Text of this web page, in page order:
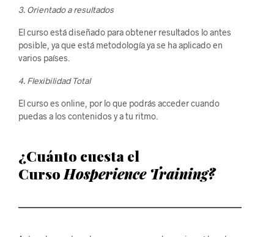
3. Orientado a resultados
El curso está diseñado para obtener resultados lo antes
posible, ya que está metodología ya se ha aplicado en
varios países.
4. Flexibilidad Total
El curso es online, por lo que podrás acceder cuando
puedas a los contenidos y a tu ritmo.
¿Cuánto cuesta el
Curso Hosperience Training?